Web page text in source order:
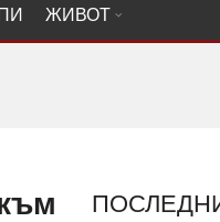
ЖИВОТ